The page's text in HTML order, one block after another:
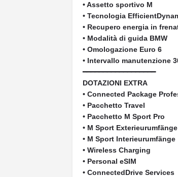
• Assetto sportivo M
• Tecnologia
• Recupero energia in
• Modalità di guida BMW
• Omologazione Euro 6
• Intervallo manutenzione
━━━━━━━━━━━━━━━━━━
DOTAZIONI EXTRA
• Connected Package
• Pacchetto Travel
• Pacchetto M Sport Pro
• M Sport Exterieurumfänge
• M Sport Interieurumfänge
• Wireless Charging
• Personal eSIM
• ConnectedDrive Services